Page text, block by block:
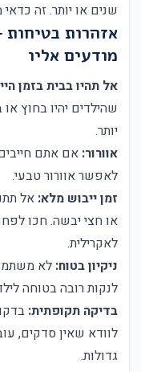
שנים או יותר. זה כדאי
אזהרות
מודעים אליו
אל תהיו בבית בזמן
שהילדים יהיו בחוץ
יותר.
אוורור: אם אתם
לאפשר אוורור טבעי.
זמן ייבוש מלא: אל
לאקרילית.
ניקיון בטוח: לא
לנקות רובה בטוחה
בדיקה תקופתית:
לוודא שאין סדקים,
גדולות.